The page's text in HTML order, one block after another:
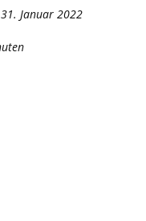
Januar 2022